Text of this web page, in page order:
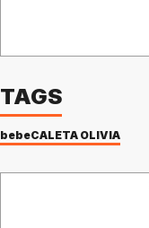
TAGS
bebeCALETA OLIVIA